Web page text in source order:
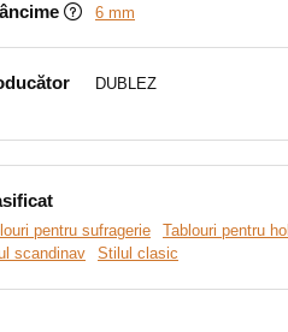
6 mm
DUBLEZ
pentru sufragerie
Tablouri pentru hol
scandinav
Stilul clasic